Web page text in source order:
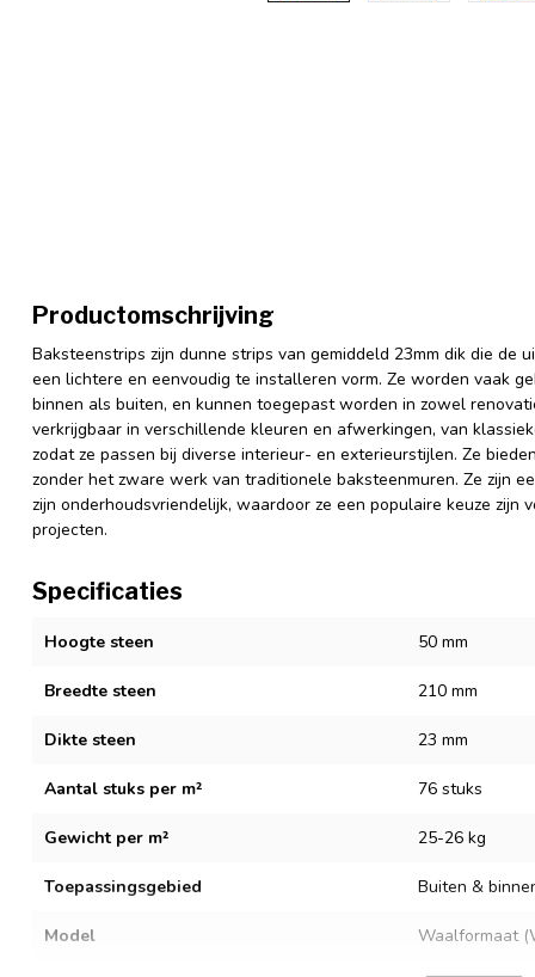
Productomschrijving
Baksteenstrips zijn dunne strips van gemiddeld 23mm dik die de
een lichtere en eenvoudig te installeren vorm. Ze worden vaak
binnen als buiten, en kunnen toegepast worden in zowel
verkrijgbaar in verschillende kleuren en afwerkingen, van
zodat ze passen bij diverse interieur- en exterieurstijlen. Ze
zonder het zware werk van traditionele baksteenmuren. Ze zijn
zijn onderhoudsvriendelijk, waardoor ze een populaire keuze
projecten.
Specificaties
Hoogte steen 50 mm
Breedte steen 210 mm
Dikte steen 23 mm
Aantal stuks per m² 76 stuks
Gewicht per m² 25-26 kg
Toepassingsgebied Buiten &
Model Waalformaat